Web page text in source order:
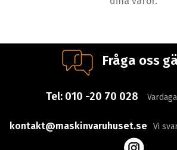
Fråga oss
Tel: 010 -20 70 028
kontakt@maskinvaruhuset.se Vi